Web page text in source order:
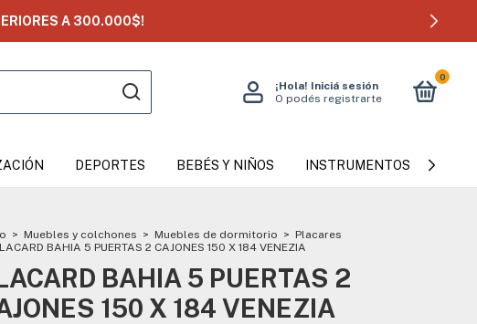
A 300.000$!
¡Hola! Iniciá sesión
O podés registrarte
0
DEPORTES BEBÉS Y NIÑOS INSTRUMENTOS
> Muebles y colchones > Muebles de dormitorio > Placares
BAHIA 5 PUERTAS 2 CAJONES 150 X 184 VENEZIA
BAHIA 5 PUERTAS 2
150 X 184 VENEZIA